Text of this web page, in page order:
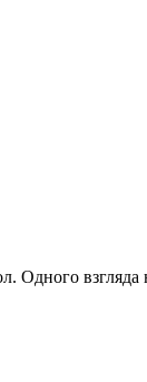
Одного взгляда